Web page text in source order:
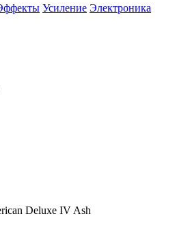
Усиление Электроника
Deluxe IV Ash